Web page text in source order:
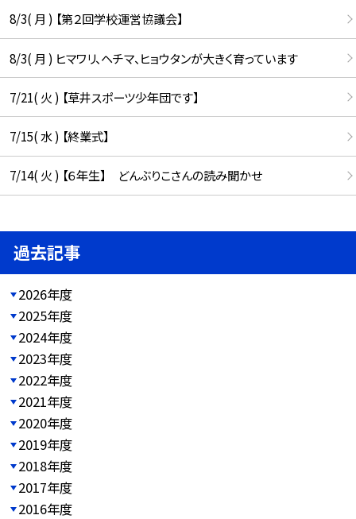
8/3( 月 ) 【第２回学校運営協議会】
8/3( 月 ) ヒマワリ、ヘチマ、ヒョウタンが大きく育っています
7/21( 火 ) 【草井スポーツ少年団です】
7/15( 水 ) 【終業式】
7/14( 火 ) 【６年生】 どんぶりこさんの読み聞かせ
過去記事
2026年度
2025年度
2024年度
2023年度
2022年度
2021年度
2020年度
2019年度
2018年度
2017年度
2016年度